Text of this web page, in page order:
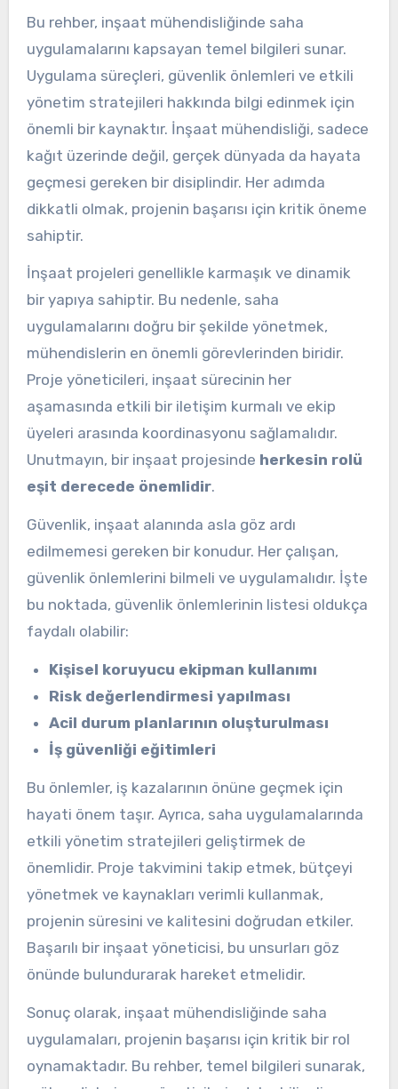
Bu rehber, inşaat mühendisliğinde saha
uygulamalarını kapsayan temel bilgileri sunar.
Uygulama süreçleri, güvenlik önlemleri ve etkili
yönetim stratejileri hakkında bilgi edinmek için
önemli bir kaynaktır. İnşaat mühendisliği, sadece
kağıt üzerinde değil, gerçek dünyada da hayata
geçmesi gereken bir disiplindir. Her adımda
dikkatli olmak, projenin başarısı için kritik öneme
sahiptir.
İnşaat projeleri genellikle karmaşık ve dinamik
bir yapıya sahiptir. Bu nedenle, saha
uygulamalarını doğru bir şekilde yönetmek,
mühendislerin en önemli görevlerinden biridir.
Proje yöneticileri, inşaat sürecinin her
aşamasında etkili bir iletişim kurmalı ve ekip
üyeleri arasında koordinasyonu sağlamalıdır.
Unutmayın, bir inşaat projesinde herkesin rolü
eşit derecede önemlidir.
Güvenlik, inşaat alanında asla göz ardı
edilmemesi gereken bir konudur. Her çalışan,
güvenlik önlemlerini bilmeli ve uygulamalıdır. İşte
bu noktada, güvenlik önlemlerinin listesi oldukça
faydalı olabilir:
Kişisel koruyucu ekipman kullanımı
Risk değerlendirmesi yapılması
Acil durum planlarının oluşturulması
İş güvenliği eğitimleri
Bu önlemler, iş kazalarının önüne geçmek için
hayati önem taşır. Ayrıca, saha uygulamalarında
etkili yönetim stratejileri geliştirmek de
önemlidir. Proje takvimini takip etmek, bütçeyi
yönetmek ve kaynakları verimli kullanmak,
projenin süresini ve kalitesini doğrudan etkiler.
Başarılı bir inşaat yöneticisi, bu unsurları göz
önünde bulundurarak hareket etmelidir.
Sonuç olarak, inşaat mühendisliğinde saha
uygulamaları, projenin başarısı için kritik bir rol
oynamaktadır. Bu rehber, temel bilgileri sunarak,